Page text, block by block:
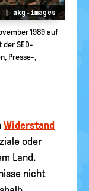
akg-images
1989 auf
der SED-
Presse-,
Widerstand
oder
Land.
nicht